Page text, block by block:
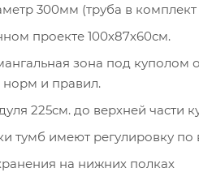
300мм (труба в комплект
проекте 100х87х60см.
зона под
и правил.
225см. до верхней части
тумб имеют регулировку по
на нижних полках